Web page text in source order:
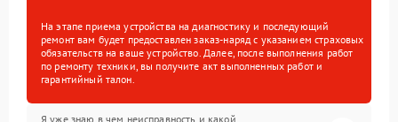
На этапе приема устройства на диагностику и последующий
ремонт вам будет предоставлен заказ-наряд с указанием страховых
обязательств на ваше устройство. Далее, после выполнения работ
по ремонту техники, вы получите акт выполненных работ и
гарантийный талон.
Я уже знаю в чем неисправность и какой